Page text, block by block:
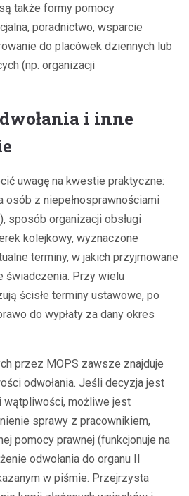
także formy pomocy
poradnictwo, wsparcie
do placówek dziennych lub
(np. organizacji
i inne
uwagę na kwestie praktyczne:
osób z niepełnosprawnościami
sposób organizacji obsługi
kolejkowy, wyznaczone
terminy, w jakich przyjmowane
świadczenia. Przy wielu
ścisłe terminy ustawowe, po
do wypłaty za dany okres
przez MOPS zawsze znajduje
odwołania. Jeśli decyzja jest
wątpliwości, możliwe jest
sprawy z pracownikiem,
pomocy prawnej (funkcjonuje na
odwołania do organu II
w piśmie. Przejrzysta